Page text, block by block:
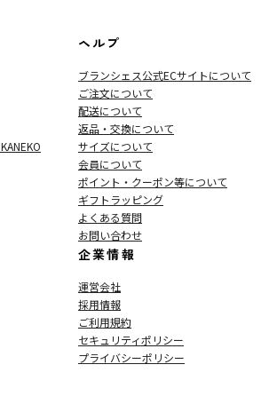
ヘルプ
ブランシェス公式ECサイトについて
ご注文について
配送について
返品・交換について
サイズについて
会員について
ポイント・クーポン等について
ギフトラッピング
よくある質問
お問い合わせ
企業情報
運営会社
採用情報
ご利用規約
セキュリティポリシー
プライバシーポリシー